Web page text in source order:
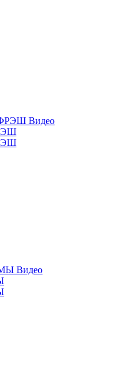
Видео
Видео